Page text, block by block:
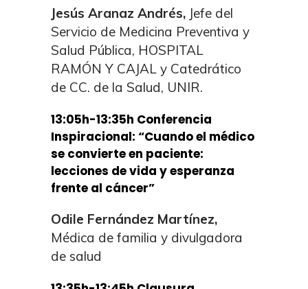
Jesús Aranaz Andrés, Jefe del
Servicio de Medicina Preventiva y
Salud Pública, HOSPITAL
RAMÓN Y CAJAL y Catedrático
de CC. de la Salud, UNIR.
13:05h-13:35h Conferencia
Inspiracional: “Cuando el médico
se convierte en paciente:
lecciones de vida y esperanza
frente al cáncer”
Odile Fernández Martínez,
Médica de familia y divulgadora
de salud